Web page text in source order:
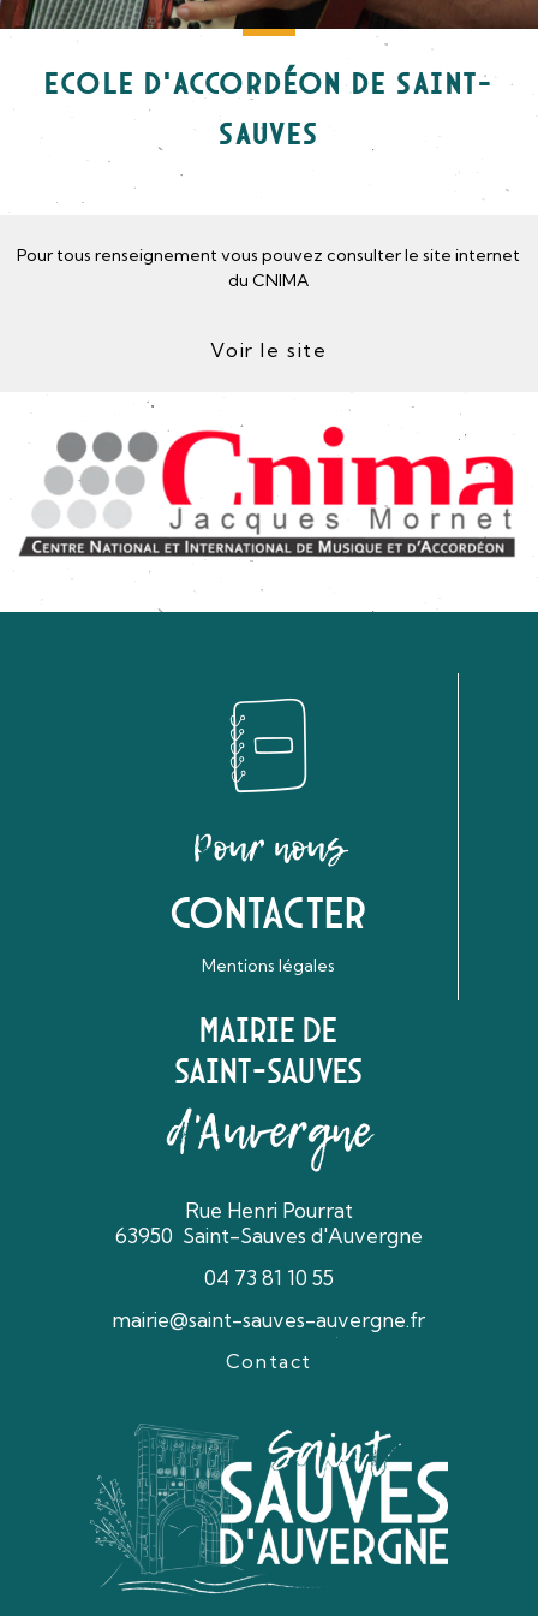
Ecole d'accordéon de Saint-
Sauves
Pour tous renseignement vous pouvez consulter le site internet
du CNIMA
Voir le site
Pour nous
Contacter
Mentions légales
Mairie de
Saint-Sauves
d'Auvergne
Rue Henri Pourrat
63950 Saint-Sauves d'Auvergne
04 73 81 10 55
mairie@saint-sauves-auvergne.fr
Contact